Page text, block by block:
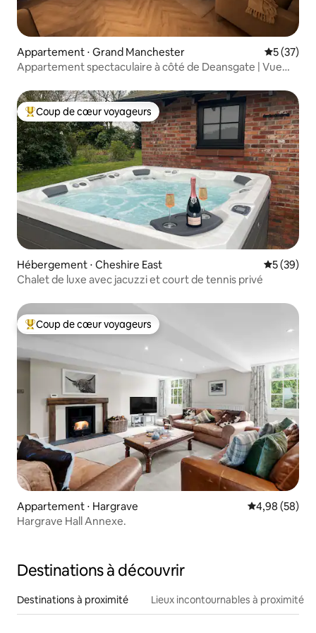
Appartement ⋅ Grand Manchester
5 (37)
Appartement spectaculaire à côté de Deansgate | Vue
Coups de cœur voyageurs les plus appréciés
Coup de cœur voyageurs
Hébergement ⋅ Cheshire East
5 (39)
Chalet de luxe avec jacuzzi et court de tennis privé
Coups de cœur voyageurs les plus appréciés
Coup de cœur voyageurs
Appartement ⋅ Hargrave Évaluation
4,98 (58)
Hargrave Hall Annexe.
Destinations à découvrir
Destinations à proximité Lieux incontournables à proximité